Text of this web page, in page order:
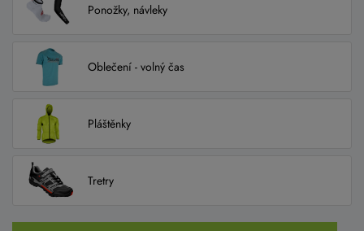
Ponožky, návleky
Oblečení - volný čas
Pláštěnky
Tretry